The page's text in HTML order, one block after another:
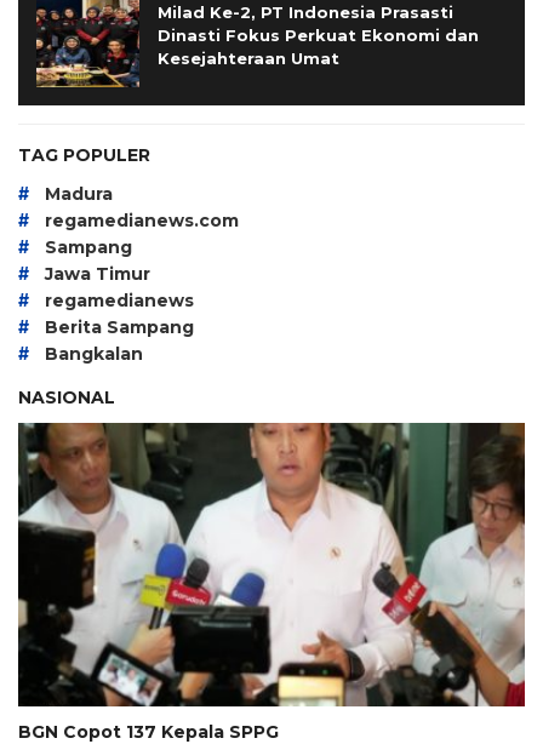
Milad Ke-2, PT Indonesia Prasasti
Dinasti Fokus Perkuat Ekonomi dan
Kesejahteraan Umat
TAG POPULER
# Madura
# regamedianews.com
# Sampang
# Jawa Timur
# regamedianews
# Berita Sampang
#
Bangkalan
NASIONAL
BGN Copot 137 Kepala SPPG